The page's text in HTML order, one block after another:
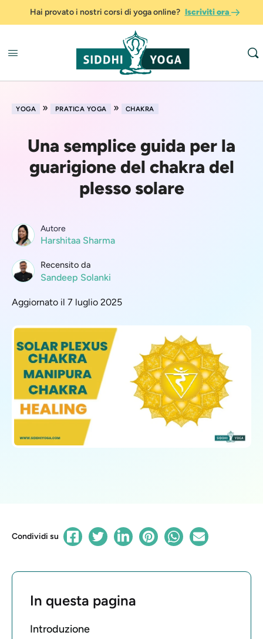
Hai provato i nostri corsi di yoga online? Iscriviti ora
YOGA » PRATICA YOGA » CHAKRA
Una semplice guida per la
guarigione del chakra del
plesso solare
Autore
Harshitaa Sharma
Recensito da
Sandeep Solanki
Aggiornato il 7 luglio 2025
Condividi su
In questa pagina
Introduzione